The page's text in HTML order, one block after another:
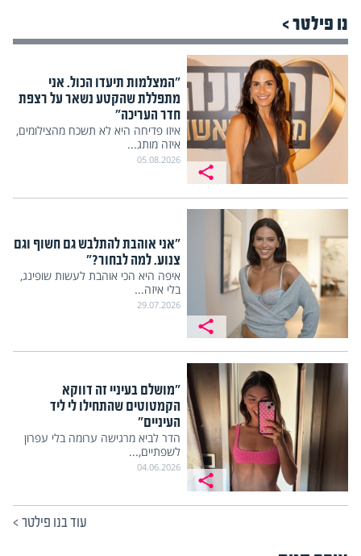
נו פילטר >
"המצלמות תיעדו הכול. אני
מתפללת שהקטע נשאר על רצפת
חדר העריכה"
איזו פדיחה היא לא תשכח מהצילומים,
איזה מותג...
05.08.2026
"אני אוהבת להתלבש גם חשוף וגם
צנוע. למה לבחור?"
איפה היא הכי אוהבת לעשות שופינג,
בלי איזה...
29.07.2026
"מושלם בעיניי זה דווקא
הקמטוטים שהתחילו לי ליד
העיניים"
הדר לביא מרגישה ערומה בלי עפרון
לשפתיים,...
04.06.2026
עוד בנו פילטר>